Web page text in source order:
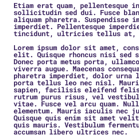
Etiam erat quam, pellentesque
sollicitudin sed dui. Fusce
aliquam pharetra. Suspendisse
imperdiet. Pellentesque
tincidunt, ultricies tellus at,
Lorem ipsum dolor sit amet,
elit. Quisque rhoncus nisi sed
Donec porta metus porta,
viverra augue. Maecenas
pharetra imperdiet, dolor urna
porta tellus leo nec nisl.
sapien, facilisis eleifend
rutrum purus risus, vel
vitae. Fusce vel arcu quam.
elementum. Mauris iaculis nec
Quisque quis enim sit amet
quis mauris. Vestibulum
accumsan libero ultrices nec.